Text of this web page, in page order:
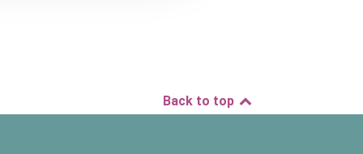
Back to top